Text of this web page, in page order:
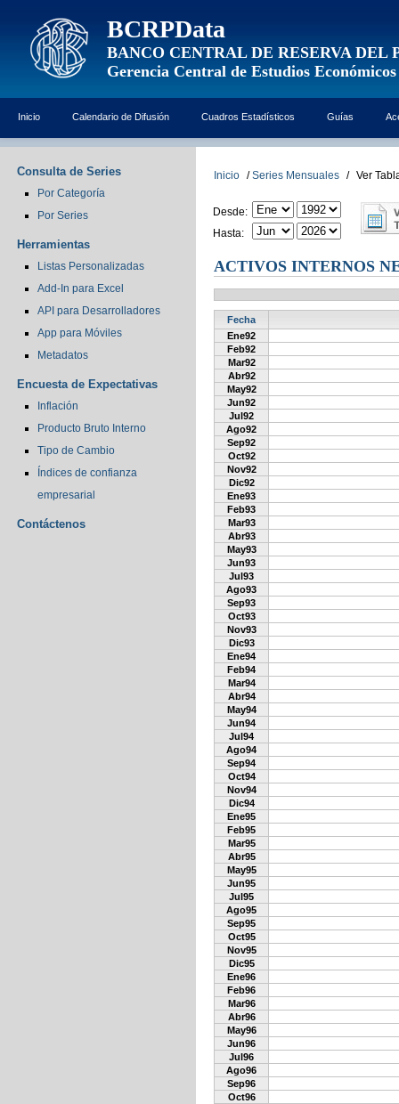
BCRPData
BANCO CENTRAL DE RESERVA DEL
Gerencia Central de Estudios Económicos
Inicio Calendario de Difusión Cuadros Estadísticos Guías
Consulta de Series
Por Categoría
Por Series
Herramientas
Listas Personalizadas
Add-In para Excel
API para Desarrolladores
App para Móviles
Metadatos
Encuesta de Expectativas
Inflación
Producto Bruto Interno
Tipo de Cambio
Índices de confianza
empresarial
Contáctenos
Inicio / Series Mensuales / Ver
Desde:
Hasta:
ACTIVOS INTERNOS
Fecha
Ene92
Feb92
Mar92
Abr92
May92
Jun92
Jul92
Ago92
Sep92
Oct92
Nov92
Dic92
Ene93
Feb93
Mar93
Abr93
May93
Jun93
Jul93
Ago93
Sep93
Oct93
Nov93
Dic93
Ene94
Feb94
Mar94
Abr94
May94
Jun94
Jul94
Ago94
Sep94
Oct94
Nov94
Dic94
Ene95
Feb95
Mar95
Abr95
May95
Jun95
Jul95
Ago95
Sep95
Oct95
Nov95
Dic95
Ene96
Feb96
Mar96
Abr96
May96
Jun96
Jul96
Ago96
Sep96
Oct96